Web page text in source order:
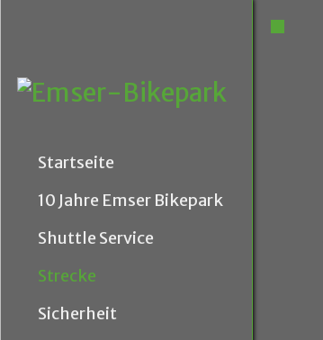
Startseite
10 Jahre Emser Bikepark
Shuttle Service
Strecke
Sicherheit